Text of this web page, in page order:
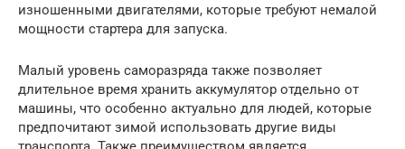
изношенными двигателями, которые требуют немалой
мощности стартера для запуска.
Малый уровень саморазряда также позволяет
длительное время хранить аккумулятор отдельно от
машины, что особенно актуально для людей, которые
предпочитают зимой использовать другие виды